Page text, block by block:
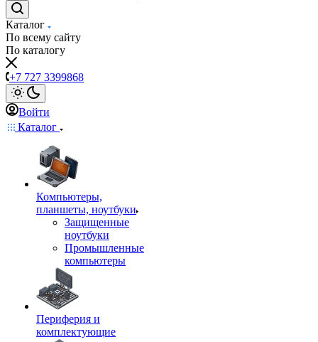
Каталог
По всему сайту
По каталогу
+7 727 3399868
Войти
Каталог
Компьютеры,
планшеты, ноутбуки
Защищенные
ноутбуки
Промышленные
компьютеры
Периферия и
комплектующие